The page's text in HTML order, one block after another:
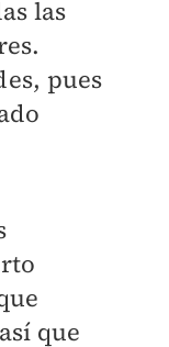
las
pues
que